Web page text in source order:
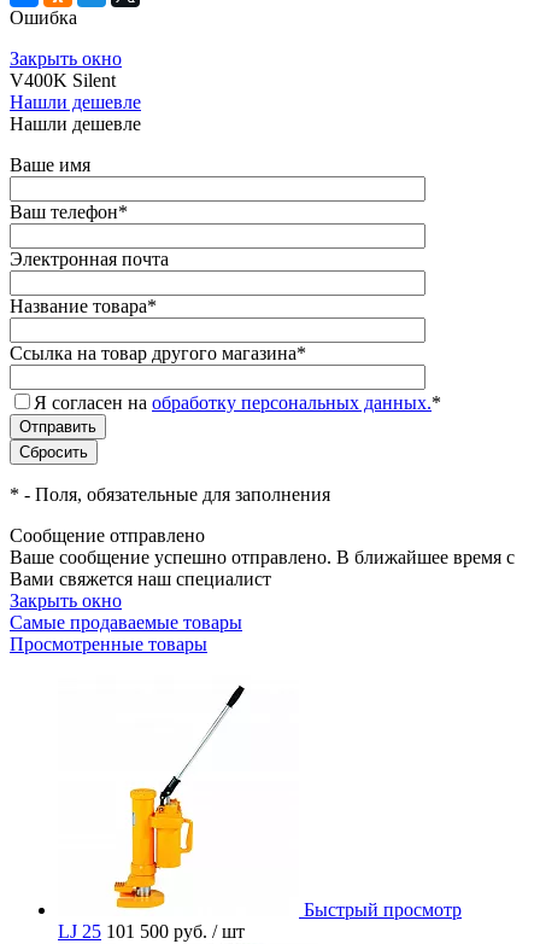
Ошибка
Закрыть окно
V400K Silent
Нашли дешевле
Нашли дешевле
Ваше имя
Ваш телефон*
Электронная почта
Название товара*
Ссылка на товар другого магазина*
Я согласен на обработку персональных данных.*
* - Поля, обязательные для заполнения
Сообщение отправлено
Ваше сообщение успешно отправлено. В ближайшее время с
Вами свяжется наш специалист
Закрыть окно
Самые продаваемые товары
Просмотренные товары
Быстрый просмотр
LJ 25 101 500 руб. / шт